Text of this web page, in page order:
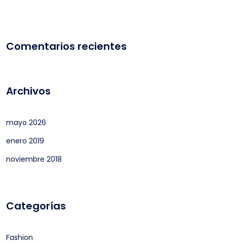
Comentarios recientes
Archivos
mayo 2026
enero 2019
noviembre 2018
Categorías
Fashion